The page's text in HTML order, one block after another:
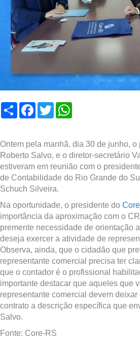
Compartilhar
Facebook
Twitter
Ontem pela manhã, dia 30 de junho,
Roberto Salvo, e o diretor-secretário
estiveram em reunião com o
de Contabilidade do Rio Grande do
Schuch Silveira.
Na oportunidade, o presidente do
importância da aproximação com o
premente necessidade de orientação
deseja exercer a atividade de
Observa, ainda, que o cidadão que
representante comercial precisa ter
que o contador é o profissional
importante destacar que aqueles que
representante comercial devem
contrato a descrição específica que
Salvo.
Fonte: Core-RS